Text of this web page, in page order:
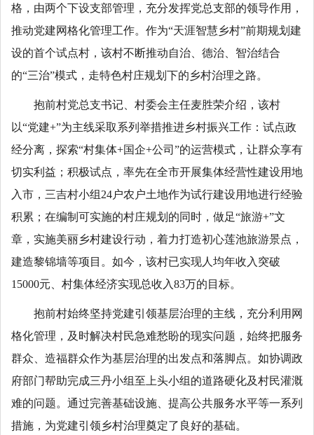
格，由两个下设支部管理，充分发挥党总支部的领导作用，
推动党建网格化管理工作。作为“天涯智慧乡村”前期规划建
设的首个试点村，该村不断推动自治、德治、智治结合
的“三治”模式，走特色村庄规划下的乡村治理之路。
抱前村党总支书记、村委会主任麦胜荣介绍，该村
以“党建+”为主线采取系列举措推进乡村振兴工作：试点政
经分离，探索“村集体+国企+公司”的运营模式，让群众享有
切实利益；积极试点，率先在全市开展集体经营性建设用地
入市，三吉村小组24户农户土地作为试行建设用地进行经验
积累；在编制可实施的村庄规划的同时，做足“旅游+”文
章，实施美丽乡村建设行动，着力打造初心莲池旅游景点，
建造黎锦墙等项目。如今，该村已实现人均年收入突破
15000元、村集体经济实现总收入83万的目标。
抱前村始终坚持党建引领基层治理的主线，充分利用网
格化管理，及时解决村民急难愁盼的现实问题，始终把服务
群众、造福群众作为基层治理的出发点和落脚点。如协调政
府部门帮助完成三丹小组至上头小组的道路硬化及村民灌溉
难的问题。通过完善基础设施、提高公共服务水平等一系列
措施，为党建引领乡村治理奠定了良好的基础。